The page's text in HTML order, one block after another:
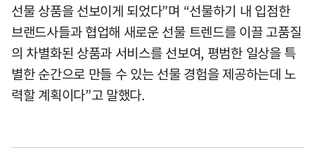
선물 상품을 선보이게 되었다”며 “선물하기 내 입점한
브랜드사들과 협업해 새로운 선물 트렌드를 이끌 고품질
의 차별화된 상품과 서비스를 선보여, 평범한 일상을 특
별한 순간으로 만들 수 있는 선물 경험을 제공하는데 노
력할 계획이다”고 말했다.